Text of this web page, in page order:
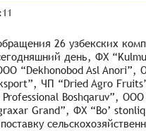
26 узбекских
день, ФХ
“Dekhonobod Asl
ЧП “Dried Agro
Boshqaruv”,
Grand”, ФХ “Bo’